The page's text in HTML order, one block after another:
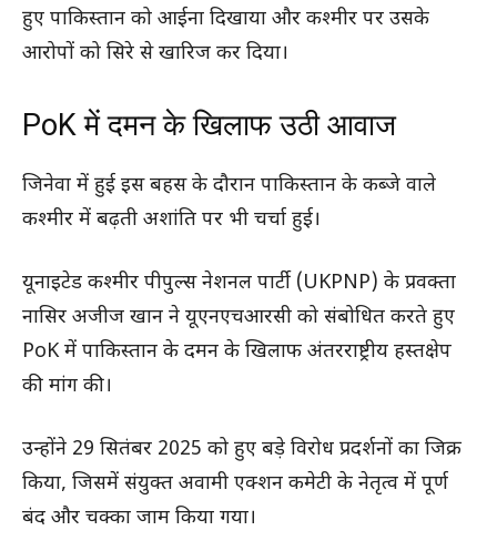
हुए पाकिस्तान को आईना दिखाया और कश्मीर पर उसके
आरोपों को सिरे से खारिज कर दिया।
PoK में दमन के खिलाफ उठी आवाज
जिनेवा में हुई इस बहस के दौरान पाकिस्तान के कब्जे वाले
कश्मीर में बढ़ती अशांति पर भी चर्चा हुई।
यूनाइटेड कश्मीर पीपुल्स नेशनल पार्टी (UKPNP) के प्रवक्ता
नासिर अजीज खान ने यूएनएचआरसी को संबोधित करते हुए
PoK में पाकिस्तान के दमन के खिलाफ अंतरराष्ट्रीय हस्तक्षेप
की मांग की।
उन्होंने 29 सितंबर 2025 को हुए बड़े विरोध प्रदर्शनों का जिक्र
किया, जिसमें संयुक्त अवामी एक्शन कमेटी के नेतृत्व में पूर्ण
बंद और चक्का जाम किया गया।